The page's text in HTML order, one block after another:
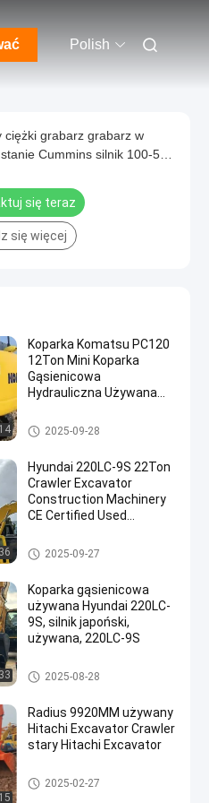
Polish
ciężki grabarz grabarz w
Cummins silnik 100-500
się teraz
się więcej
Koparka Komatsu PC120
12Ton Mini Koparka
Gąsienicowa
Hydrauliczna Używana
używana koparka komatsu
2025-09-28
Hyundai 220LC-9S 22Ton
Crawler Excavator
Construction Machinery
CE Certified Used
Używana koparka Hyundai
2025-09-27
Koparka gąsienicowa
używana Hyundai 220LC-
9S, silnik japoński,
używana, 220LC-9S
Używana koparka Hyundai
2025-08-28
Radius 9920MM używany
Hitachi Excavator Crawler
stary Hitachi Excavator
Używana koparka Hyundai
2025-02-27